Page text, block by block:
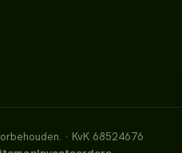
· KvK 68524676